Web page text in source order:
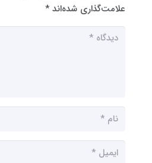
علامت‌گذاری شده‌اند *